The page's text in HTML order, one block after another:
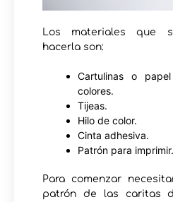
Los materiales que
hacerla son:
Cartulinas o
colores.
Tijeas.
Hilo de color.
Cinta adhesiva.
Patrón para imprimir.
Para comenzar
patrón de las caritas